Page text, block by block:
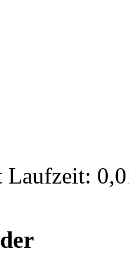
Laufzeit: